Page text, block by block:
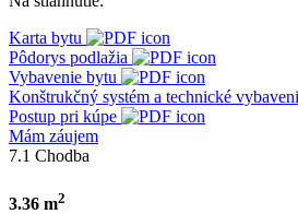
Karta bytu
Pôdorys podlažia
Vybavenie bytu
Konštrukčný systém a technické
Postup pri kúpe
Mám záujem
7.1 Chodba
3.36 m2